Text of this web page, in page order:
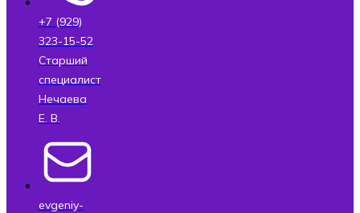
+7 (929)
323-15-52
Старший
специалист
Нечаева
Е. В.
evgeniy-